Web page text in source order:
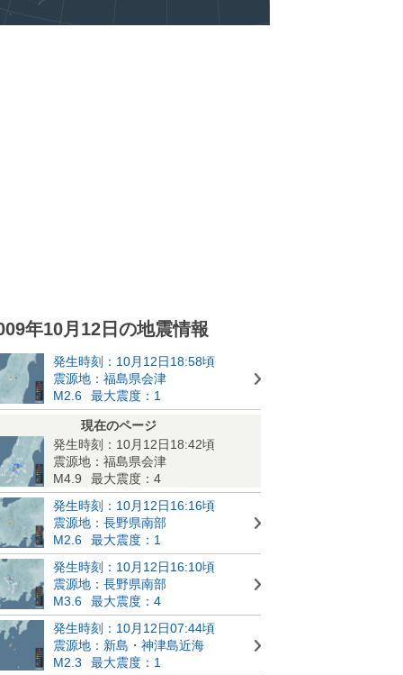
年10月12日の地震情報
発生時刻：10月12日18:58頃
震源地：福島県会津
M2.6
最大震度：1
現在のページ
発生時刻：10月12日18:42頃
震源地：福島県会津
M4.9
最大震度：4
発生時刻：10月12日16:16頃
震源地：長野県南部
M2.6
最大震度：1
発生時刻：10月12日16:10頃
震源地：長野県南部
M3.6
最大震度：4
発生時刻：10月12日07:44頃
震源地：新島・神津島近海
M2.3
最大震度：1